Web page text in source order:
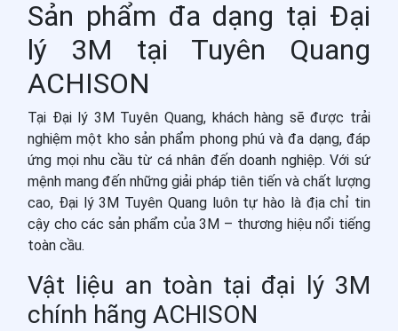
Sản phẩm đa dạng tại Đại
lý 3M tại Tuyên Quang
ACHISON
Tại Đại lý 3M Tuyên Quang, khách hàng sẽ được trải
nghiệm một kho sản phẩm phong phú và đa dạng, đáp
ứng mọi nhu cầu từ cá nhân đến doanh nghiệp. Với sứ
mệnh mang đến những giải pháp tiên tiến và chất lượng
cao, Đại lý 3M Tuyên Quang luôn tự hào là địa chỉ tin
cậy cho các sản phẩm của 3M – thương hiệu nổi tiếng
toàn cầu.
Vật liệu an toàn tại đại lý 3M
chính hãng ACHISON